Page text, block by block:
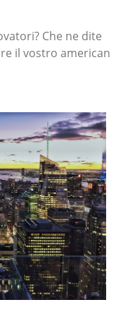
Che ne dite
il vostro american